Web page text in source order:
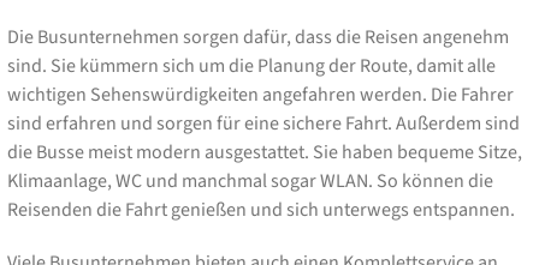
Die Busunternehmen sorgen dafür, dass die Reisen angenehm
sind. Sie kümmern sich um die Planung der Route, damit alle
wichtigen Sehenswürdigkeiten angefahren werden. Die Fahrer
sind erfahren und sorgen für eine sichere Fahrt. Außerdem sind
die Busse meist modern ausgestattet. Sie haben bequeme Sitze,
Klimaanlage, WC und manchmal sogar WLAN. So können die
Reisenden die Fahrt genießen und sich unterwegs entspannen.